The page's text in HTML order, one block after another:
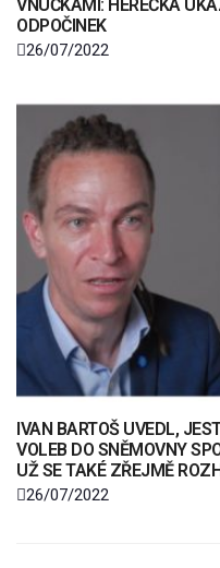
VNUČKAMI: HEREČKA
ODPOČINEK
26/07/2022
IVAN BARTOŠ UVEDL,
VOLEB DO SNĚMOVNY
UŽ SE TAKÉ ZŘEJMĚ
26/07/2022